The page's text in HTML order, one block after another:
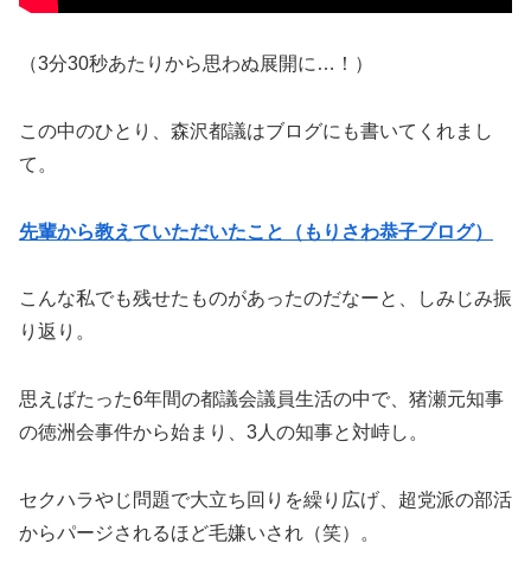
（3分30秒あたりから思わぬ展開に…！）
この中のひとり、森沢都議はブログにも書いてくれまし
て。
先輩から教えていただいたこと（もりさわ恭子ブログ）
こんな私でも残せたものがあったのだなーと、しみじみ振
り返り。
思えばたった6年間の都議会議員生活の中で、猪瀬元知事
の徳洲会事件から始まり、3人の知事と対峙し。
セクハラやじ問題で大立ち回りを繰り広げ、超党派の部活
からパージされるほど毛嫌いされ（笑）。